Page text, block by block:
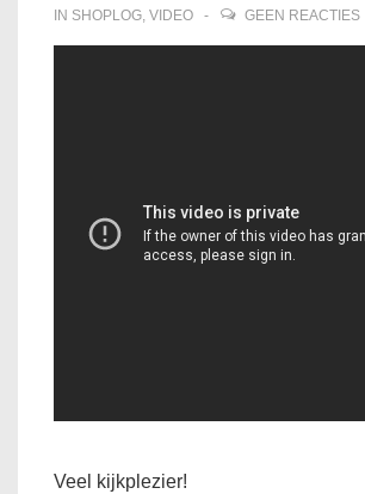
IN SHOPLOG, VIDEO GEEN REACTIES
Veel kijkplezier!